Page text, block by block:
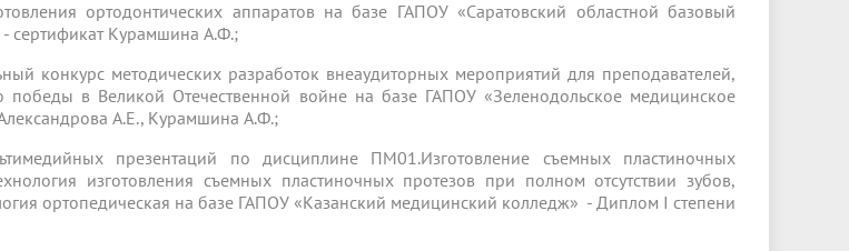
ортодонтических аппаратов на базе ГАПОУ «Саратовский областной базовый
сертификат Курамшина А.Ф.;
конкурс методических разработок внеаудиторных мероприятий для преподавателей,
в Великой Отечественной войне на базе ГАПОУ «Зеленодольское медицинское
А.Е., Курамшина А.Ф.;
презентаций по дисциплине ПМ01.Изготовление съемных пластиночных
изготовления съемных пластиночных протезов при полном отсутствии зубов,
ортопедическая на базе ГАПОУ «Казанский медицинский колледж» - Диплом I степени